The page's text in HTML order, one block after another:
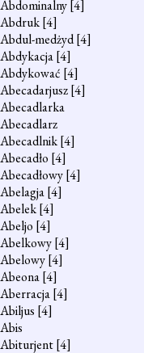
Abdominalny[4]
Abdruk[4]
Abdul-medżyd[4]
Abdykacja[4]
Abdykować [4]
Abecadarjusz[4]
Abecadlarka
Abecadlarz
Abecadlnik[4]
Abecadło [4]
Abecadłowy[4]
Abelagja[4]
Abelek[4]
Abeljo [4]
Abelkowy[4]
Abelowy[4]
Abeona[4]
Aberracja[4]
Abiljus [4]
Abis
Abiturjent[4]